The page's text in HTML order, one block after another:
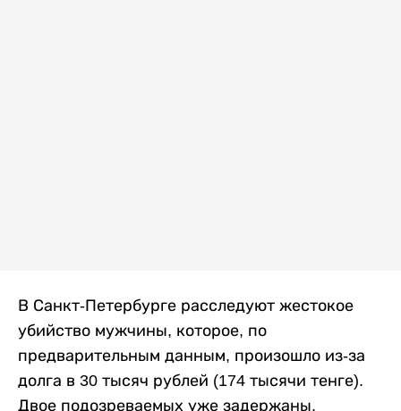
В Санкт-Петербурге расследуют жестокое
убийство мужчины, которое, по
предварительным данным, произошло из-за
долга в 30 тысяч рублей (174 тысячи тенге).
Двое подозреваемых уже задержаны,